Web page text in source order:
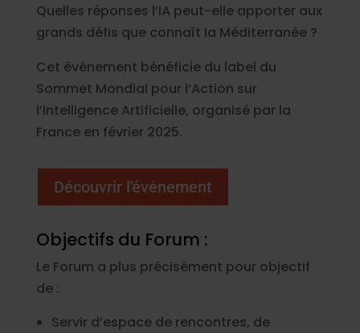
Quelles réponses l’IA peut-elle apporter aux
grands défis que connaît la Méditerranée ?
Cet événement bénéficie du label du
Sommet Mondial pour l’Action sur
l’Intelligence Artificielle, organisé par la
France en février 2025.
Découvrir l'événement
Objectifs du Forum :
Le Forum a plus précisément pour objectif
de :
Servir d’espace de rencontres, de